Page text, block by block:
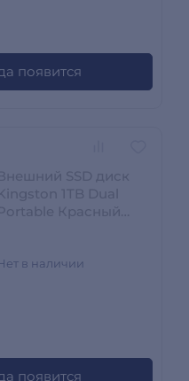
появится
в наличии
появится